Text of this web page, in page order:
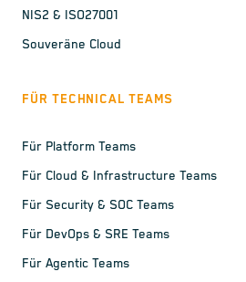
NIS2 & ISO27001
Souveräne Cloud
FÜR TECHNICAL TEAMS
Für Platform Teams
Für Cloud & Infrastructure Teams
Für Security & SOC Teams
Für DevOps & SRE Teams
Für Agentic Teams